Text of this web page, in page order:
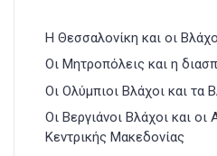
Η Θεσσαλονίκη και οι
Οι Μητροπόλεις και η
Οι Ολύμπιοι Βλάχοι και τα
Οι Βεργιάνοι Βλάχοι και οι
Κεντρικής Μακεδονίας